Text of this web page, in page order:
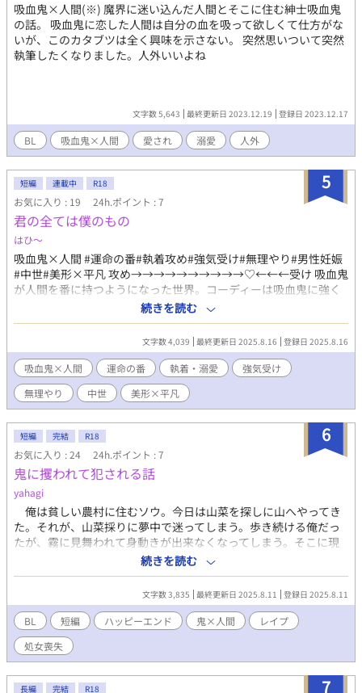
吸血鬼×人間(※) 魔界に迷い込んだ人間とそこに住む紳士吸血鬼
の話。 吸血鬼に恋した人間は自分の血を吸って欲しくて仕方がな
いが、このカタブツは全く興味を示さない。 突然思いついて突然
執筆したくなりました。人外いいよね
文字数 5,643 最終更新日 2023.12.19 登録日 2023.12.17
BL 吸血鬼×人間 愛され 溺愛 人外
5
短編 連載中 R18
お気に入り : 19 24h.ポイント : 7
君の全ては僕のもの
はひ〜
吸血鬼×人間 #運命の番#執着攻め#強気受け#無理やり#男性妊娠
#中世#美形×平凡 攻め→→→→→→→→→→♡←←←受け 吸血鬼
が人間を番に持つようになった世界。コーディーは吸血鬼に強く
嫌悪感を感じており、吸血鬼と番になることは嫌がっていた。 そ
んな中、ある日自分の店に訪ねてきた吸血鬼がいきなりキス&吸
血してきて… (登場人物の概要) 攻め エドワード・ウィル・ベッ
セン（24） 由緒正しき王族。たまにお忍びで城下町に遊びにいっ
ている。コーディーのことが死ぬほど好き。気が落ちるまでヤッ
てしまうほど絶倫。 身長:195cm、見た目の特徴:白髪ブロンド、
赤い瞳、尖った耳と牙。 受け コーディー・ブルーム（23） ごく
普通の男性妊娠用ワクチンを投与した人間。自宅近くの出店で働
いている。孤児だったため、1人でなんでもやれると思っている。
なので吸血鬼に血液を売って生活はしたくはないと考えている。
身長:159cm、見た目の特徴:暗めの茶髪、控えめなそばかす。
続きを読む
文字数 4,039 最終更新日 2025.8.16 登録日 2025.8.16
吸血鬼×人間 運命の番 執着・溺愛
強気受け
無理やり
中世 美形×平凡
6
短編 完結 R18
お気に入り : 24 24h.ポイント : 7
鬼に攫われて犯される話
yahagi
俺は貧しい農村に住むソウ。今日は山菜を探しに山へやってき
た。それが、山菜採りに夢中で迷ってしまう。歩き続ける俺だっ
たが、霧に見舞われて身動きが出来なくなってしまう。そこに現
れたのは大きな鬼だった。俺は攫われて、犯されてしまう。※ム
ーンライトノベルズさんにも公開しています。
続きを読む
文字数 3,835 最終更新日 2025.8.11 登録日 2025.8.11
BL 短編 ハッピーエンド 鬼×人間
レイプ
処女喪失
7
長編 完結 R18